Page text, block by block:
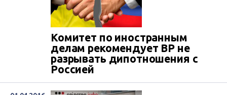
Комитет по иностранным
делам рекомендует ВР не
разрывать дипотношения с
Россией